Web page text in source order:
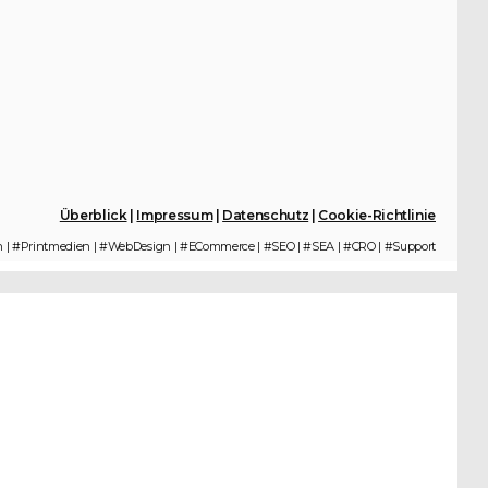
Überblick | Impressum| Datenschutz | Cookie-Richtlinie
| #Printmedien | #WebDesign | #ECommerce | #SEO | #SEA | #CRO | #Support